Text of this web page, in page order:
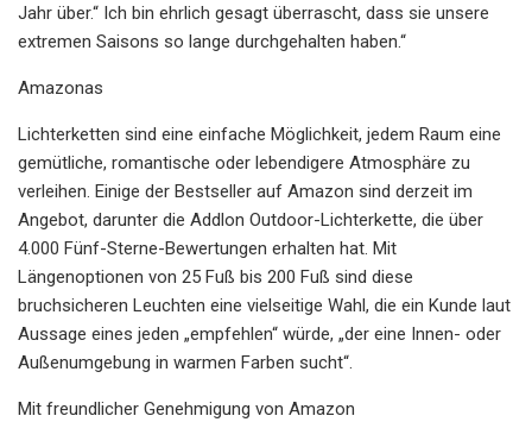
Jahr über.“ Ich bin ehrlich gesagt überrascht, dass sie unsere
extremen Saisons so lange durchgehalten haben.“
Amazonas
Lichterketten sind eine einfache Möglichkeit, jedem Raum eine
gemütliche, romantische oder lebendigere Atmosphäre zu
verleihen. Einige der Bestseller auf Amazon sind derzeit im
Angebot, darunter die Addlon Outdoor-Lichterkette, die über
4.000 Fünf-Sterne-Bewertungen erhalten hat. Mit
Längenoptionen von 25 Fuß bis 200 Fuß sind diese
bruchsicheren Leuchten eine vielseitige Wahl, die ein Kunde laut
Aussage eines jeden „empfehlen“ würde, „der eine Innen- oder
Außenumgebung in warmen Farben sucht“.
Mit freundlicher Genehmigung von Amazon